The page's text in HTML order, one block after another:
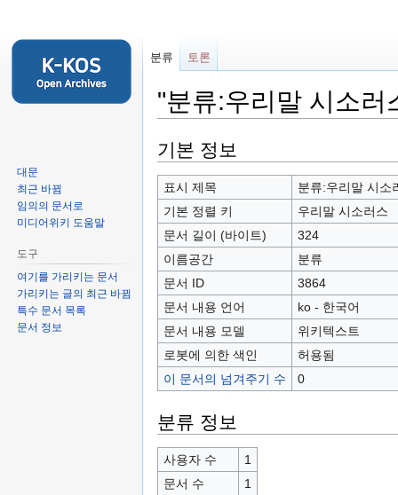
"분류:우리말 시소러
둘
러
보
기
로
가
기
검
색
하
러
가
기
기본 정보
표시 제목
분류:우리말 시소
기본 정렬 키
우리말 시소러스
문서 길이 (바이트)
324
이름공간
분류
문서 ID
3864
문서 내용 언어
ko - 한국어
문서 내용 모델
위키텍스트
로봇에 의한 색인
허용됨
이 문서의 넘겨주기 수
0
분류 정보
사용자 수
1
문서 수
1
분류 토론
대문
최근 바뀜
임의의 문서로
미디어위키 도움말
도구
여기를 가리키는 문서
가리키는 글의 최근 바뀜
특수 문서 목록
문서 정보